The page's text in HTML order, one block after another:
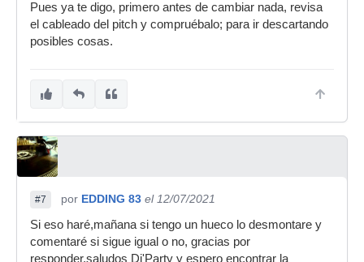
Pues ya te digo, primero antes de cambiar nada, revisa
el cableado del pitch y compruébalo; para ir descartando
posibles cosas.
#7 por EDDING 83 el 12/07/2021
Si eso haré,mañana si tengo un hueco lo desmontare y
comentaré si sigue igual o no, gracias por
responder,saludos Dj'Party y espero encontrar la